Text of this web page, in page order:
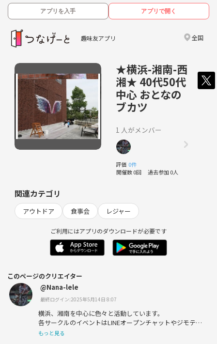
アプリを入手 アプリで開く
趣味友アプリ 全国
★横浜-湘南-西
湘★ 40代50代
中心 おとなの
ブカツ
1 人がメンバー
評価 0件
開催数 0回 過去参加 0人
関連カテゴリ
アウトドア 食事会 レジャー
ご利用にはアプリのダウンロードが必要です
このページのクリエイター
@Nana-lele
最終ログイン:2025年5月14日 8:07
横浜、湘南を中心に色々と活動しています。
各サークルのイベントはLINEオープンチャットやジモティ
で募集しています。
もっと見る